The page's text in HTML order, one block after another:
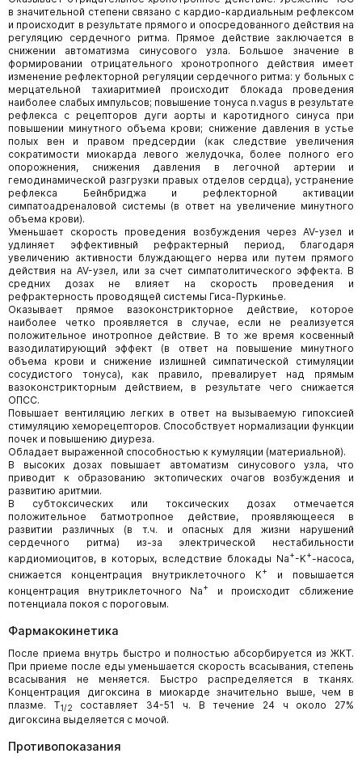
в значительной степени связано с кардио-кардиальным рефлексом
и происходит в результате прямого и опосредованного действия на
регуляцию сердечного ритма. Прямое действие заключается в
снижении автоматизма синусового узла. Большое значение в
формировании отрицательного хронотропного действия имеет
изменение рефлекторной регуляции сердечного ритма: у больных с
мерцательной тахиаритмией происходит блокада проведения
наиболее слабых импульсов; повышение тонуса n.vagus в результате
рефлекса с рецепторов дуги аорты и каротидного синуса при
повышении минутного объема крови; снижение давления в устье
полых вен и правом предсердии (как следствие увеличения
сократимости миокарда левого желудочка, более полного его
опорожнения, снижения давления в легочной артерии и
гемодинамической разгрузки правых отделов сердца), устранение
рефлекса Бейнбриджа и рефлекторной активации
симпатоадреналовой системы (в ответ на увеличение минутного
объема крови).
Уменьшает скорость проведения возбуждения через AV-узел и
удлиняет эффективный рефрактерный период, благодаря
увеличению активности блуждающего нерва или путем прямого
действия на AV-узел, или за счет симпатолитического эффекта. В
средних дозах не влияет на скорость проведения и
рефрактерность проводящей системы Гиса-Пуркинье.
Оказывает прямое вазоконстрикторное действие, которое
наиболее четко проявляется в случае, если не реализуется
положительное инотропное действие. В то же время косвенный
вазодилатирующий эффект (в ответ на повышение минутного
объема крови и снижение излишней симпатической стимуляции
сосудистого тонуса), как правило, превалирует над прямым
вазоконстрикторным действием, в результате чего снижается
ОПСС.
Повышает вентиляцию легких в ответ на вызываемую гипоксией
стимуляцию хеморецепторов. Способствует нормализации функции
почек и повышению диуреза.
Обладает выраженной способностью к кумуляции (материальной).
В высоких дозах повышает автоматизм синусового узла, что
приводит к образованию эктопических очагов возбуждения и
развитию аритмии.
В субтоксических или токсических дозах отмечается
положительное батмотропное действие, проявляющееся в
развитии различных (в т.ч. и опасных для жизни нарушений
сердечного ритма) из-за электрической нестабильности
кардиомиоцитов, в которых, вследствие блокады Na+-K+-насоса,
снижается концентрация внутриклеточного K+
и повышается
концентрация внутриклеточного Na+
и происходит сближение
потенциала покоя с пороговым.
Фармакокинетика
После приема внутрь быстро и полностью абсорбируется из ЖКТ.
При приеме после еды уменьшается скорость всасывания, степень
всасывания не меняется. Быстро распределяется в тканях.
Концентрация дигоксина в миокарде значительно выше, чем в
плазме. T1/2
составляет 34-51 ч. В течение 24 ч около 27%
дигоксина выделяется с мочой.
Противопоказания